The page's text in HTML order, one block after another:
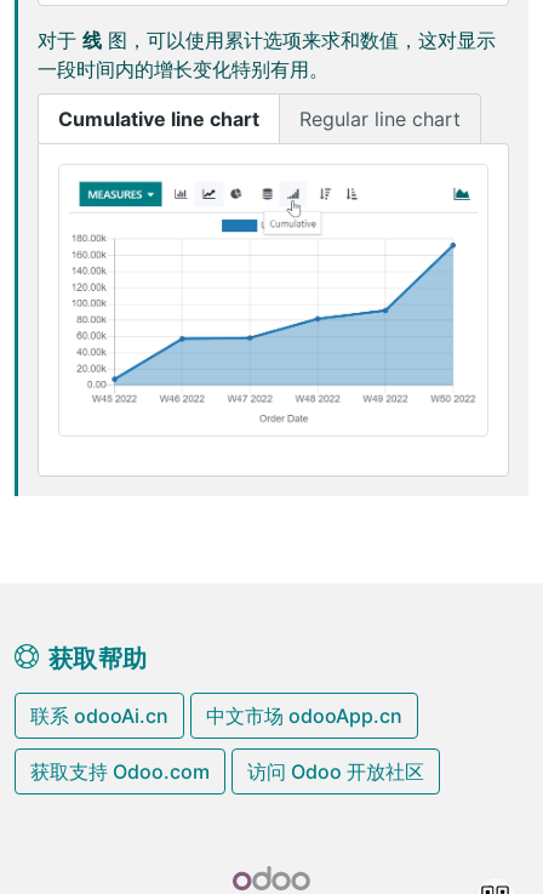
对于 线 图，可以使用累计选项来求和数值，这对显示
一段时间内的增长变化特别有用。
Cumulative line chart Regular line chart
获取帮助
联系 odooAi.cn 中文市场 odooApp.cn
获取支持 Odoo.com 访问 Odoo 开放社区